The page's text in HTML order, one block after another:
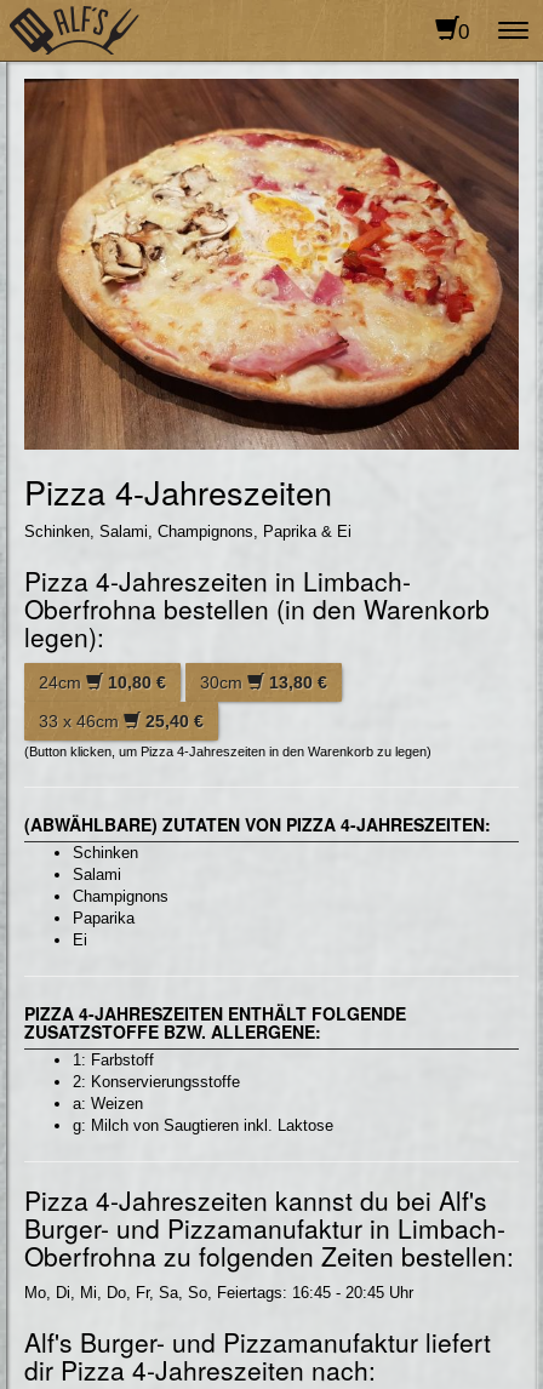
0
Pizza 4-Jahreszeiten
Schinken, Salami, Champignons, Paprika & Ei
Pizza 4-Jahreszeiten in Limbach-
Oberfrohna bestellen (in den Warenkorb
legen):
24cm 10,80 € 30cm
13,80 €
33 x 46cm
25,40 €
(Button klicken, um Pizza 4-Jahreszeiten in den Warenkorb zu legen)
(ABWÄHLBARE) ZUTATEN VON PIZZA 4-JAHRESZEITEN:
Schinken
Salami
Champignons
Paparika
Ei
PIZZA 4-JAHRESZEITEN ENTHÄLT FOLGENDE
ZUSATZSTOFFE BZW. ALLERGENE:
1: Farbstoff
2: Konservierungsstoffe
a: Weizen
g: Milch von Saugtieren inkl. Laktose
Pizza 4-Jahreszeiten kannst du bei Alf's
Burger- und Pizzamanufaktur in Limbach-
Oberfrohna zu folgenden Zeiten bestellen:
Mo, Di, Mi, Do, Fr, Sa, So, Feiertags: 16:45 - 20:45 Uhr
Alf's Burger- und Pizzamanufaktur liefert
dir Pizza 4-Jahreszeiten nach: